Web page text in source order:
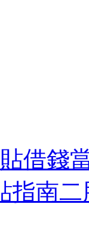
借錢
指南二